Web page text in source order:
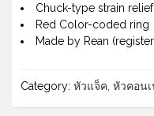
Chuck-type strain relief
Red Color-coded ring
Made by Rean
Category: หัวแจ็ค, หัวคอน